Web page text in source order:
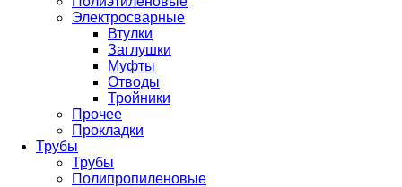
Электросварные
Втулки
Заглушки
Муфты
Отводы
Тройники
Прочее
Прокладки
Трубы
Трубы
Полипропиленовые